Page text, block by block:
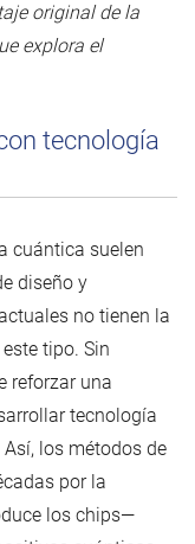
original de la
explora el
tecnología
cuántica suelen
diseño y
no tienen la
tipo. Sin
reforzar una
tecnología
los métodos de
por la
los chips—